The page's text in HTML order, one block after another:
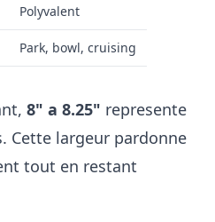
Polyvalent
Park, bowl, cruising
8" a 8.25" represente
Cette largeur pardonne
tout en restant